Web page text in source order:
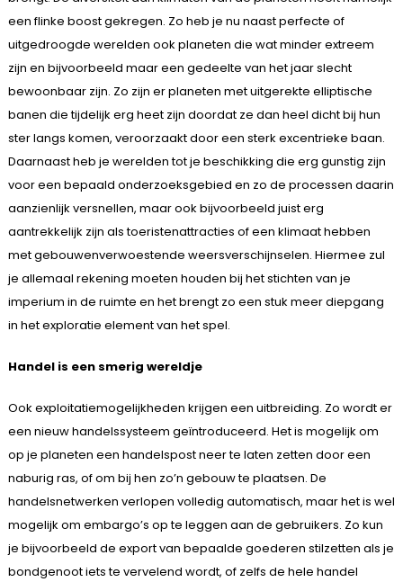
een flinke boost gekregen. Zo heb je nu naast perfecte of
uitgedroogde werelden ook planeten die wat minder extreem
zijn en bijvoorbeeld maar een gedeelte van het jaar slecht
bewoonbaar zijn. Zo zijn er planeten met uitgerekte elliptische
banen die tijdelijk erg heet zijn doordat ze dan heel dicht bij hun
ster langs komen, veroorzaakt door een sterk excentrieke baan.
Daarnaast heb je werelden tot je beschikking die erg gunstig zijn
voor een bepaald onderzoeksgebied en zo de processen daarin
aanzienlijk versnellen, maar ook bijvoorbeeld juist erg
aantrekkelijk zijn als toeristenattracties of een klimaat hebben
met gebouwenverwoestende weersverschijnselen. Hiermee zul
je allemaal rekening moeten houden bij het stichten van je
imperium in de ruimte en het brengt zo een stuk meer diepgang
in het exploratie element van het spel.
Handel is een smerig wereldje
Ook exploitatiemogelijkheden krijgen een uitbreiding. Zo wordt er
een nieuw handelssysteem geïntroduceerd. Het is mogelijk om
op je planeten een handelspost neer te laten zetten door een
naburig ras, of om bij hen zo’n gebouw te plaatsen. De
handelsnetwerken verlopen volledig automatisch, maar het is wel
mogelijk om embargo’s op te leggen aan de gebruikers. Zo kun
je bijvoorbeeld de export van bepaalde goederen stilzetten als je
bondgenoot iets te vervelend wordt, of zelfs de hele handel